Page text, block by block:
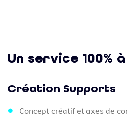
Un service 100%
Création Supports
Concept créatif et axes de